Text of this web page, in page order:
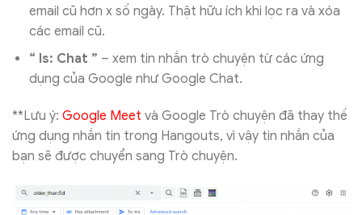
email cũ hơn x số ngày. Thật hữu ích khi lọc ra và xóa
các email cũ.
“ Is: Chat ” – xem tin nhắn trò chuyện từ các ứng
dụng của Google như Google Chat.
**Lưu ý: Google Meet và Google Trò chuyện đã thay thế
ứng dụng nhắn tin trong Hangouts, vì vậy tin nhắn của
bạn sẽ được chuyển sang Trò chuyện.